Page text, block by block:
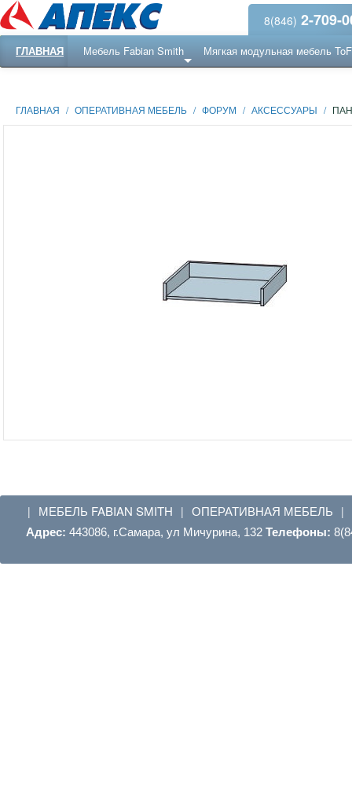
8(846) 2-709-
ГЛАВНАЯ Мебель Fabian Smith Мягкая модульная мебель
ГЛАВНАЯ / ОПЕРАТИВНАЯ МЕБЕЛЬ / ФОРУМ / АКСЕССУАРЫ /
| МЕБЕЛЬ FABIAN SMITH | ОПЕРАТИВНАЯ МЕБЕЛЬ |
Адрес: 443086, г.Самара, ул Мичурина, 132 Телефоны: